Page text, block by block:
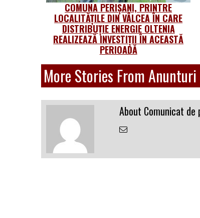
COMUNA PERIȘANI, PRINTRE
LOCALITĂȚILE DIN VÂLCEA ÎN CARE
DISTRIBUȚIE ENERGIE OLTENIA
REALIZEAZĂ INVESTIȚII ÎN ACEASTĂ
PERIOADĂ
More Stories From
About Comunicat de
Email